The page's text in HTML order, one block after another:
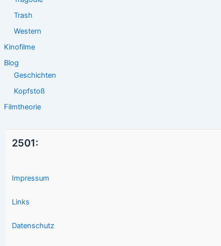
Trash
Western
Kinofilme
Blog
Geschichten
Kopfstoß
Filmtheorie
2501:
Impressum
Links
Datenschutz